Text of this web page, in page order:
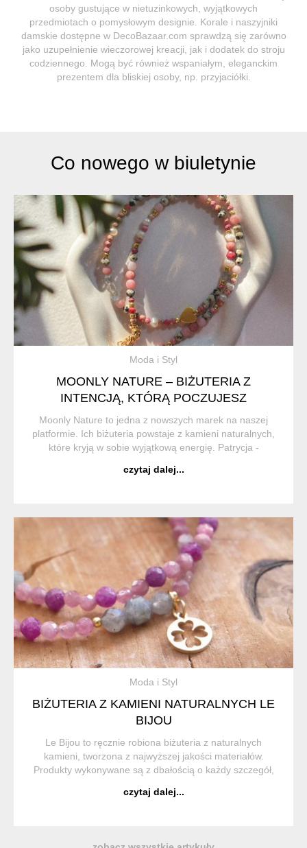
osoby gustujące w nietuzinkowych, wyjątkowych
przedmiotach o pomysłowym designie. Korale i naszyjniki
damskie dostępne w DecoBazaar.com sprawdzą się zarówno
jako uzupełnienie wieczorowej kreacji, jak i dodatek do stroju
codziennego. Mogą być również wspaniałym, eleganckim
prezentem dla bliskiej osoby, np. przyjaciółki.
Co nowego w biuletynie
Moda i Styl
MOONLY NATURE – BIŻUTERIA Z
INTENCJĄ, KTÓRĄ POCZUJESZ
Moonly Nature to jedna z nowszych marek na naszej
platformie. Ich biżuteria powstaje z kamieni naturalnych,
które kryją w sobie wyjątkową energię. Patrycja -
przyjemnością dzieli się tym z inny...
czytaj dalej...
Moda i Styl
BIŻUTERIA Z KAMIENI NATURALNYCH LE
BIJOU
Le Bijou to ręcznie robiona biżuteria z naturalnych
kamieni, tworzona z najwyższej jakości materiałów.
Produkty wykonywane są z dbałością o każdy szczegół,
komfortowe w noszeniu. ...
czytaj dalej...